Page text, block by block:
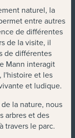
naturel, la
entre autres
de différentes
de la visite, il
de différentes
Mann interagit
l'histoire et les
et ludique.
la nature, nous
arbres et des
travers le parc.